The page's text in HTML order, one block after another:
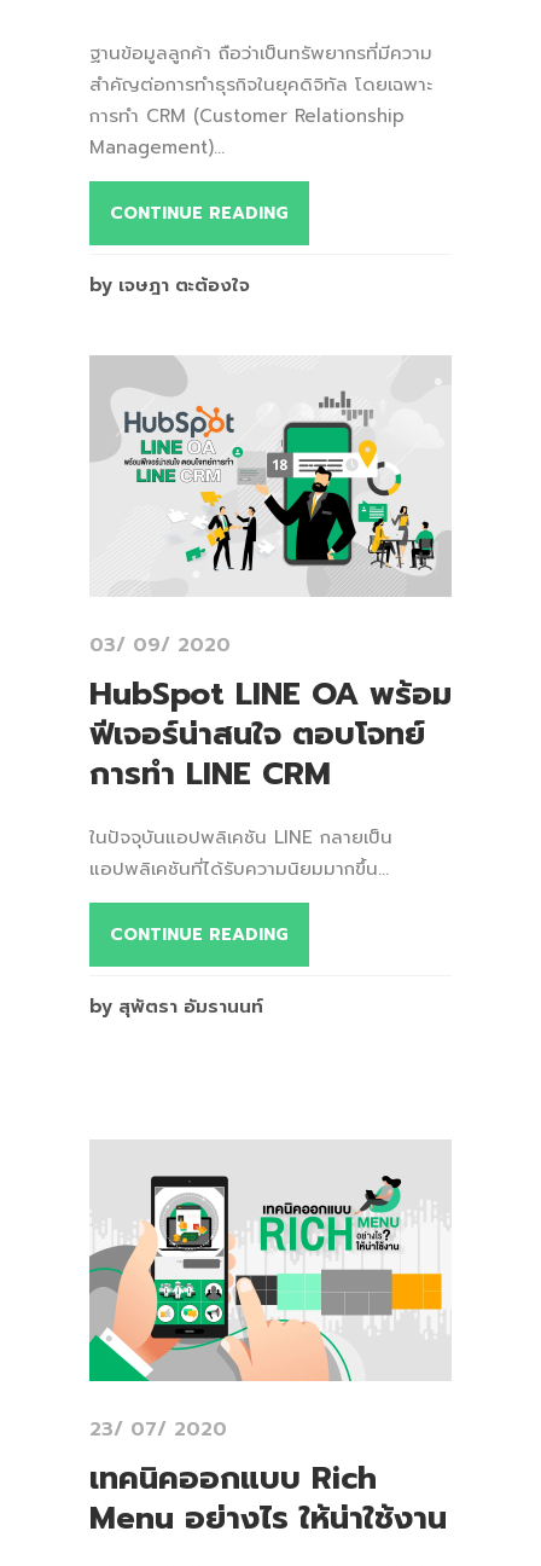
ฐานข้อมูลลูกค้า ถือว่าเป็นทรัพยากรที่มีความ
สำคัญต่อการทำธุรกิจในยุคดิจิทัล โดยเฉพาะ
การทำ CRM (Customer Relationship
Management)...
CONTINUE READING
by เจษฎา ตะต้องใจ
03/ 09/ 2020
HubSpot LINE OA พร้อม
ฟีเจอร์น่าสนใจ ตอบโจทย์
การทำ LINE CRM
ในปัจจุบันแอปพลิเคชัน LINE กลายเป็น
แอปพลิเคชันที่ได้รับความนิยมมากขึ้น...
CONTINUE READING
by สุพัตรา อัมรานนท์
23/ 07/ 2020
เทคนิคออกแบบ Rich
Menu อย่างไร ให้น่าใช้งาน